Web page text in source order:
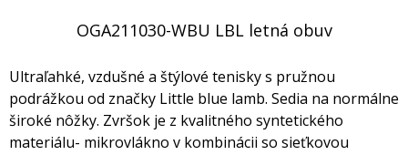
OGA211030-WBU LBL letná obuv
Ultraľahké, vzdušné a štýlové tenisky s pružnou
podrážkou od značky Little blue lamb. Sedia na normálne
široké nôžky. Zvršok je z kvalitného syntetického
materiálu- mikrovlákno v kombinácii so sieťkovou